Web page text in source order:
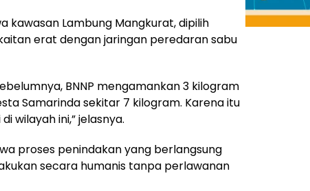
kawasan Lambung Mangkurat, dipilih
erat dengan jaringan peredaran sabu
BNNP mengamankan 3 kilogram
Samarinda sekitar 7 kilogram. Karena itu
wilayah ini,” jelasnya.
proses penindakan yang berlangsung
secara humanis tanpa perlawanan